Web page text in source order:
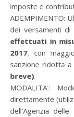
imposte e
ADEMPIMENTO:
dei versamenti
effettuati in
2017, con
sanzione ridotta a
breve).
MODALITA':
direttamente
dell'Agenzia